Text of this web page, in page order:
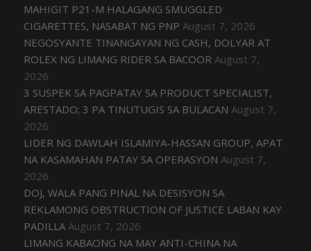
MAHIGIT P21-M HALAGANG SMUGGLED
CIGARETTES, NASABAT NG PNP August 7, 2026
NEGOSYANTE TINANGAYAN NG CASH, DOLYAR AT
ROLEX NG LIMANG RIDER SA BACOOR August 7,
2026
3 SUSPEK SA PAGPATAY SA PRODUCT SPECIALIST,
ARESTADO; 3 PA TINUTUGIS SA BULACAN August 7,
2026
LIDER NG DAWLAH ISLAMIYA-HASSAN GROUP, APAT
NA KASAMAHAN PATAY SA OPERASYON August 7,
2026
DOJ, WALA PANG PINAL NA DESISYON SA
REKLAMONG OBSTRUCTION OF JUSTICE LABAN KAY
PADILLA August 7, 2026
LIMANG KABAONG NA MAY ANTI-CHINA NA